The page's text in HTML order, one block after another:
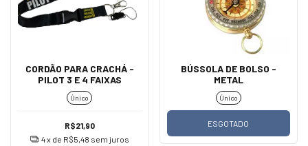
CORDÃO PARA CRACHÁ -
PILOT 3 E 4 FAIXAS
Único
R$21,90
4x de R$5,48 sem juros
BÚSSOLA DE BOLSO -
METAL
Único
ESGOTADO